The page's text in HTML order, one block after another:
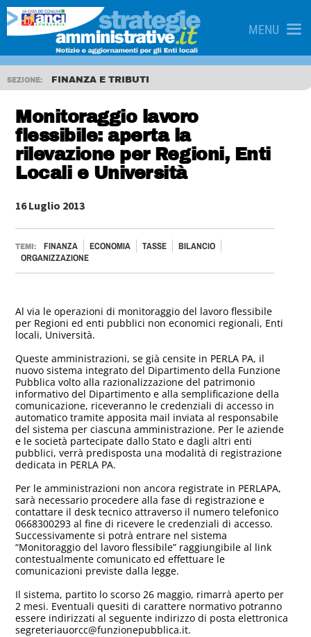
MENU
SEZIONE: FINANZA E TRIBUTI
Monitoraggio lavoro
flessibile: aperta la
rilevazione per Regioni, Enti
Locali e Università
16 Luglio 2013
TEMI: FINANZA ECONOMIA TASSE
BILANCIO
ORGANIZZAZIONE
Al via le operazioni di monitoraggio del lavoro flessibile
per Regioni ed enti pubblici non economici regionali, Enti
locali, Università.
Queste amministrazioni, se già censite in PERLA PA, il
nuovo sistema integrato del Dipartimento della Funzione
Pubblica volto alla razionalizzazione del patrimonio
informativo del Dipartimento e alla semplificazione della
comunicazione, riceveranno le credenziali di accesso in
automatico tramite apposita mail inviata al responsabile
del sistema per ciascuna amministrazione. Per le aziende
e le società partecipate dallo Stato e dagli altri enti
pubblici, verrà predisposta una modalità di registrazione
dedicata in PERLA PA.
Per le amministrazioni non ancora registrate in PERLAPA,
sarà necessario procedere alla fase di registrazione e
contattare il desk tecnico attraverso il numero telefonico
0668300293 al fine di ricevere le credenziali di accesso.
Successivamente si potrà entrare nel sistema
“Monitoraggio del lavoro flessibile” raggiungibile al link
contestualmente comunicato ed effettuare le
comunicazioni previste dalla legge.
Il sistema, partito lo scorso 26 maggio, rimarrà aperto per
2 mesi. Eventuali quesiti di carattere normativo potranno
essere indirizzati al seguente indirizzo di posta elettronica
segreteriauorcc@funzionepubblica.it.